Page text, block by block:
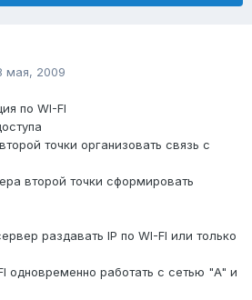
мая, 2009
по WI-FI
точки организовать связь с
второй точки сформировать
раздавать IP по WI-FI или только
одновременно работать с сетью "A" и